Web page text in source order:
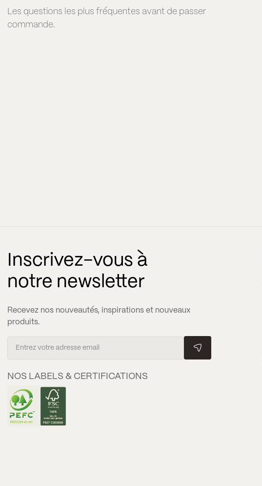
Les questions les plus fréquentes avant de passer
commande.
Inscrivez-vous à
notre newsletter
Recevez nos nouveautés, inspirations et nouveaux
produits.
NOS LABELS & CERTIFICATIONS